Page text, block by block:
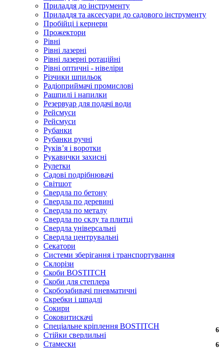
Приладдя до інструменту
Приладдя та аксесуари до садового інструменту
Пробійці і кернери
Прожектори
Рівні
Рівні лазерні
Рівні лазерні ротаційні
Рівні оптичні - нівеліри
Різчики шпильок
Радіоприймачі промислові
Рашпилі і напилки
Резервуар для подачі води
Рейсмуси
Рейсмуси
Рубанки
Рубанки ручні
Руківʼя і воротки
Рукавички захисні
Рулетки
Садові подрібнювачі
Світшот
Свердла по бетону
Свердла по деревині
Свердла по металу
Свердла по склу та плитці
Свердла універсальні
Свердла центрувальні
Секатори
Системи зберігання і транспортування
Склорізи
Скоби BOSTITCH
Скоби для степлера
Скобозабивачі пневматичні
Скребки і шпадлі
Сокири
Соковитискачі
Спеціальне кріплення BOSTITCH
Стійки сверлильні
Стамески
6
6
6
6
6
6
6
6
6
6
6
6
6
6
6
6
6
6
6
6
6
6
6
6
6
6
6
6